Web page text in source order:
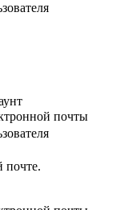
почты
почте.